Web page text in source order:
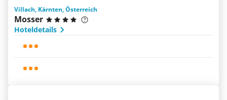
Villach, Kärnten, Österreich
Mosser
Hoteldetails